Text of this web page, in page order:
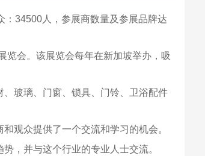
34500人，参展商数量及参展品牌达
览会。该展览会每年在新加坡举办，吸
玻璃、门窗、锁具、门铃、卫浴配件
观众提供了一个交流和学习的机会。
，并与这个行业的专业人士交流。